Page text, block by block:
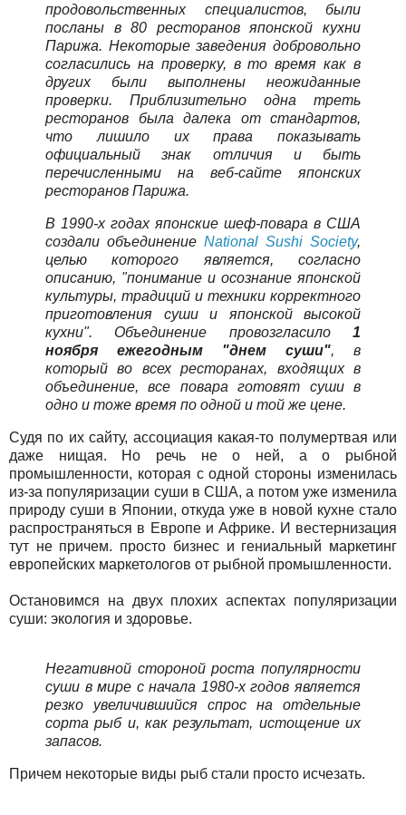
продовольственных специалистов, были
посланы в 80 ресторанов японской кухни
Парижа. Некоторые заведения добровольно
согласились на проверку, в то время как в
других были выполнены неожиданные
проверки. Приблизительно одна треть
ресторанов была далека от стандартов,
что лишило их права показывать
официальный знак отличия и быть
перечисленными на веб-сайте японских
ресторанов Парижа.
В 1990-х годах японские шеф-повара в США
создали объединение National Sushi Society,
целью которого является, согласно
описанию, "понимание и осознание японской
культуры, традиций и техники корректного
приготовления суши и японской высокой
кухни". Объединение провозгласило 1
ноября ежегодным "днем суши", в
который во всех ресторанах, входящих в
объединение, все повара готовят суши в
одно и тоже время по одной и той же цене.
Судя по их сайту, ассоциация какая-то полумертвая или
даже нищая. Но речь не о ней, а о рыбной
промышленности, которая с одной стороны изменилась
из-за популяризации суши в США, а потом уже изменила
природу суши в Японии, откуда уже в новой кухне стало
распространяться в Европе и Африке. И вестернизация
тут не причем. просто бизнес и гениальный маркетинг
европейских маркетологов от рыбной промышленности.
Остановимся на двух плохих аспектах популяризации
суши: экология и здоровье.
Негативной стороной роста популярности
суши в мире с начала 1980-х годов является
резко увеличившийся спрос на отдельные
сорта рыб и, как результат, истощение их
запасов.
Причем некоторые виды рыб стали просто исчезать.